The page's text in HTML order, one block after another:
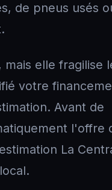
de pneus usés
elle fragilise
votre
Avant de
l'offre
La